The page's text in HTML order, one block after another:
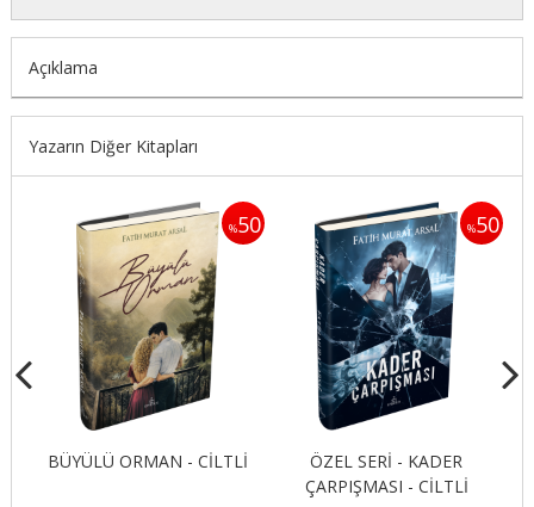
Açıklama
Yazarın Diğer Kitapları
%50
BÜYÜLÜ ORMAN - CİLTLİ
%50
ÖZEL SERİ - KADER
ÇARPIŞMASI - CİLTLİ